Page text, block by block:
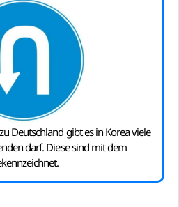
Deutschland gibt es in Korea viele
darf. Diese sind mit dem